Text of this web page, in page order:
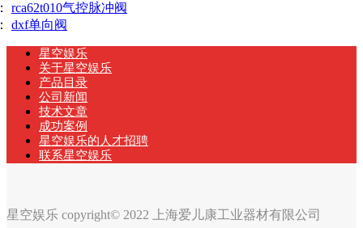
rca62t010气控脉冲阀
dxf单向阀
星空娱乐
关于星空娱乐
产品目录
公司新闻
技术文章
成功案例
星空娱乐的人才招聘
联系星空娱乐
星空娱乐 copyright© 2022 上海爱儿康工业器材有限公司